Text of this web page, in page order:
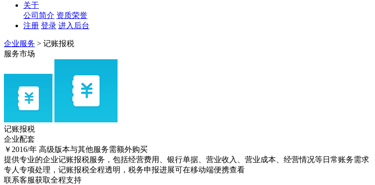
关于
公司简介 资质荣誉
注册 登录 进入后台
企业服务 > 记账报税
服务市场
记账报税
企业配套
￥2016/年 高级版本与其他服务需额外购买
提供专业的企业记账报税服务，包括经营费用、银行单据、营业收入、营业成本、经营情况等日常账务需求
专人专项处理，记账报税全程透明，税务申报进展可在移动端便携查看
联系客服获取全程支持